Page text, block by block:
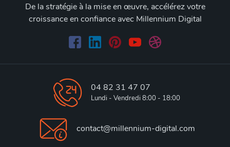
De la stratégie à la mise en œuvre, accélérez votre
croissance en confiance avec Millennium Digital
04 82 31 47 07
Lundi - Vendredi 8:00 - 18:00
contact@millennium-digital.com